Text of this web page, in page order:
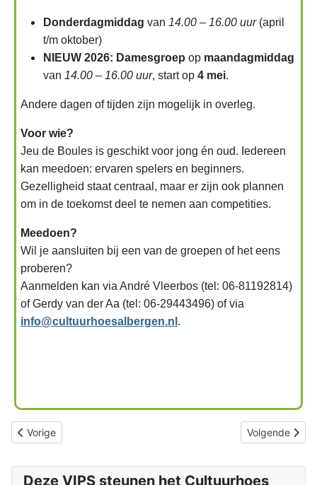
Donderdagmiddag van 14.00 – 16.00 uur(april
t/m oktober)
NIEUW 2026: Damesgroep op maandagmiddag
van 14.00 – 16.00 uur, start op 4 mei.
Andere dagen of tijden zijn mogelijk in overleg.
Voor wie?
Jeu de Boules is geschikt voor jong én oud. Iedereen
kan meedoen: ervaren spelers en beginners.
Gezelligheid staat centraal, maar er zijn ook plannen
om in de toekomst deel te nemen aan competities.
Meedoen?
Wil je aansluiten bij een van de groepen of het eens
proberen?
Aanmelden kan via André Vleerbos (tel: 06-81192814)
of Gerdy van der Aa (tel: 06-29443496) of via
info@cultuurhoesalbergen.nl .
Vorig artikel: Open eettafel
Vorige Volgende
Volgende
Deze VIPS steunen het Cultuurhoes